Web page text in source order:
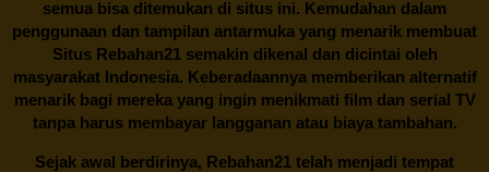
semua bisa ditemukan di situs ini. Kemudahan dalam
penggunaan dan tampilan antarmuka yang menarik membuat
Situs Rebahan21semakin dikenal dan dicintai oleh
masyarakat Indonesia. Keberadaannya memberikan alternatif
menarik bagi mereka yang ingin menikmati film dan serial TV
tanpa harus membayar langganan atau biaya tambahan.
Sejak awal berdirinya, Rebahan21 telah menjadi tempat